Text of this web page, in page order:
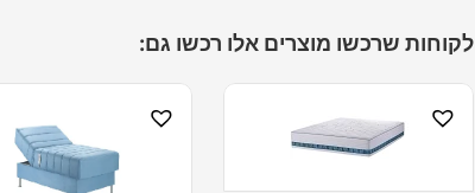
לקוחות שרכשו מוצרים אלו רכשו גם: